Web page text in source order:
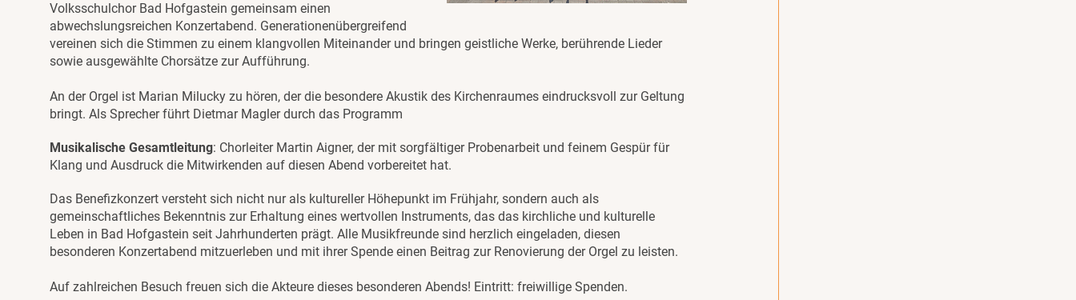
Volksschulchor Bad Hofgastein gemeinsam einen
abwechslungsreichen Konzertabend. Generationenübergreifend
vereinen sich die Stimmen zu einem klangvollen Miteinander und bringen geistliche Werke, berührende Lieder
sowie ausgewählte Chorsätze zur Aufführung.
An der Orgel ist Marian Milucky zu hören, der die besondere Akustik des Kirchenraumes eindrucksvoll zur Geltung
bringt. Als Sprecher führt Dietmar Magler durch das Programm
Musikalische Gesamtleitung: Chorleiter Martin Aigner, der mit sorgfältiger Probenarbeit und feinem Gespür für
Klang und Ausdruck die Mitwirkenden auf diesen Abend vorbereitet hat.
Das Benefizkonzert versteht sich nicht nur als kultureller Höhepunkt im Frühjahr, sondern auch als
gemeinschaftliches Bekenntnis zur Erhaltung eines wertvollen Instruments, das das kirchliche und kulturelle
Leben in Bad Hofgastein seit Jahrhunderten prägt. Alle Musikfreunde sind herzlich eingeladen, diesen
besonderen Konzertabend mitzuerleben und mit ihrer Spende einen Beitrag zur Renovierung der Orgel zu leisten.
Auf zahlreichen Besuch freuen sich die Akteure dieses besonderen Abends! Eintritt: freiwillige Spenden.